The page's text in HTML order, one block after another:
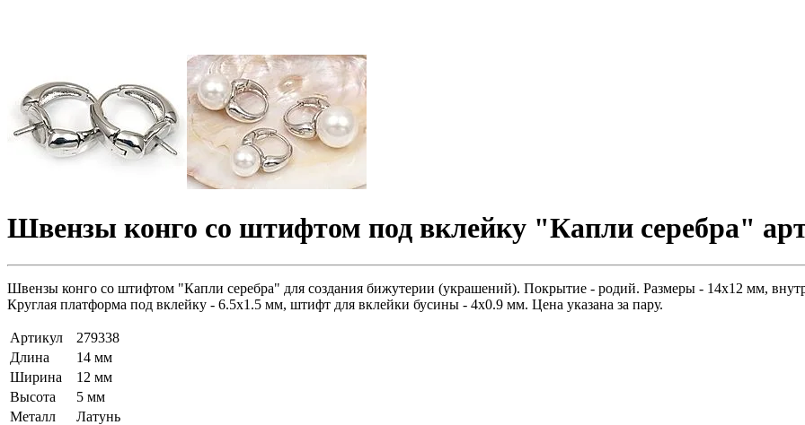
Швензы конго со штифтом под вклейку "Капли серебра"
Швензы конго со штифтом "Капли серебра" для создания бижутерии (украшений). Покрытие - родий. Размеры - 14х12 мм,
Круглая платформа под вклейку - 6.5х1.5 мм, штифт для вклейки бусины - 4х0.9 мм. Цена указана за пару.
Артикул
279338
Длина
14 мм
Ширина
12 мм
Высота
5 мм
Металл
Латунь